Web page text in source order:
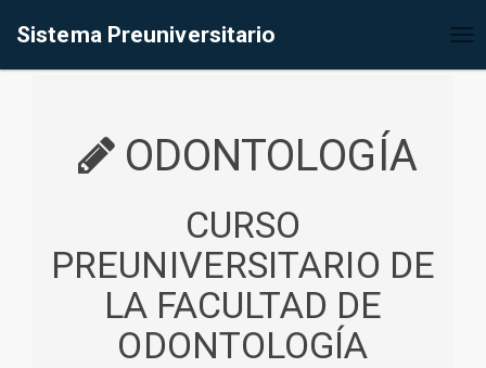
Sistema Preuniversitario
ODONTOLOGÍA
CURSO
PREUNIVERSITARIO DE
LA FACULTAD DE
ODONTOLOGÍA